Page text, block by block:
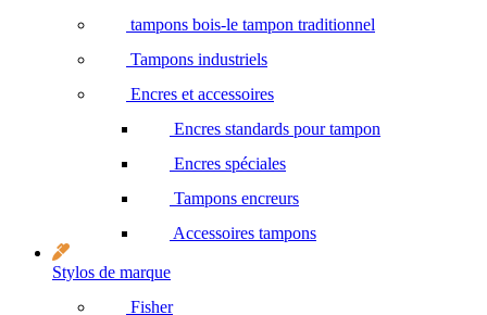
tampons bois-le tampon traditionnel
Tampons industriels
Encres et accessoires
Encres standards pour tampon
Encres spéciales
Tampons encreurs
Accessoires tampons
Stylos de marque
Fisher